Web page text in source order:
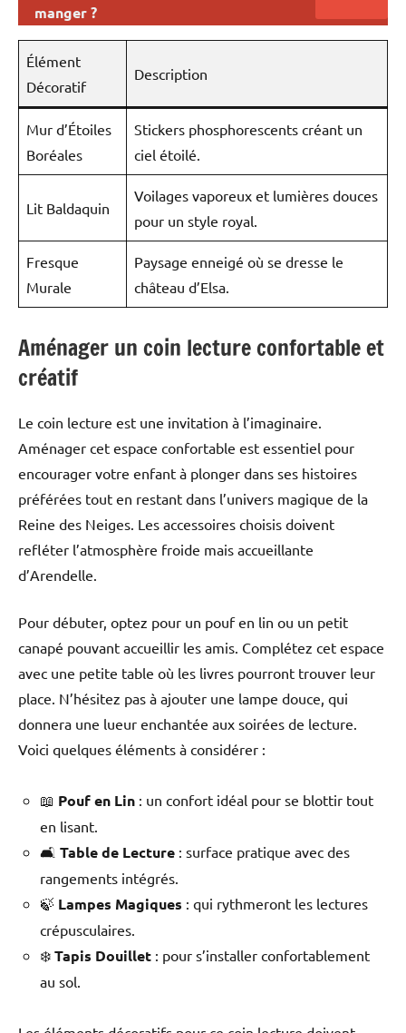
manger ?
Élément
Décoratif
Description
Mur d’Étoiles
Boréales
Stickers phosphorescents créant un
ciel étoilé.
Lit Baldaquin
Voilages vaporeux et lumières douces
pour un style royal.
Fresque
Murale
Paysage enneigé où se dresse le
château d’Elsa.
Aménager un coin lecture confortable et
créatif
Le coin lecture est une invitation à l’imaginaire.
Aménager cet espace confortable est essentiel pour
encourager votre enfant à plonger dans ses histoires
préférées tout en restant dans l’univers magique de la
Reine des Neiges. Les accessoires choisis doivent
refléter l’atmosphère froide mais accueillante
d’Arendelle.
Pour débuter, optez pour un pouf en lin ou un petit
canapé pouvant accueillir les amis. Complétez cet espace
avec une petite table où les livres pourront trouver leur
place. N’hésitez pas à ajouter une lampe douce, qui
donnera une lueur enchantée aux soirées de lecture.
Voici quelques éléments à considérer :
📖 Pouf en Lin : un confort idéal pour se blottir tout
en lisant.
🛋️ Table de Lecture : surface pratique avec des
rangements intégrés.
🍃 Lampes Magiques : qui rythmeront les lectures
crépusculaires.
❄️ Tapis Douillet : pour s’installer confortablement
au sol.